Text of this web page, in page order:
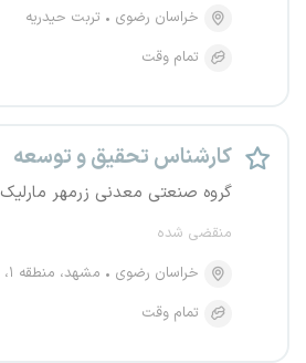
خراسان رضوی
تربت حیدریه
تمام وقت
کارشناس تحقیق و توسعه
گروه صنعتی معدنی زرمهر مارلیک
منقضی شده
خراسان رضوی
مشهد، منطقه ۱، احمدآباد
تمام وقت